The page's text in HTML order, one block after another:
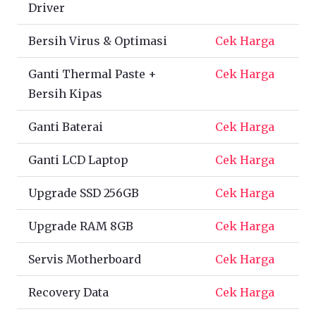
Driver
Bersih Virus & Optimasi Cek Harga
Ganti Thermal Paste +
Bersih Kipas
Cek Harga
Ganti Baterai Cek Harga
Ganti LCD Laptop Cek Harga
Upgrade SSD 256GB Cek Harga
Upgrade RAM 8GB Cek Harga
Servis Motherboard Cek Harga
Recovery Data Cek Harga